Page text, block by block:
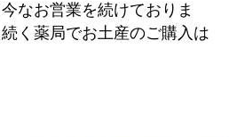
なお営業を続けておりま
く薬局でお土産のご購入は